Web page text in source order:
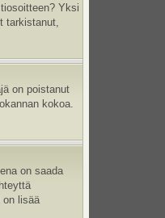
Yksi
tarkistanut,
on poistanut
kokoa.
on saada
on lisää